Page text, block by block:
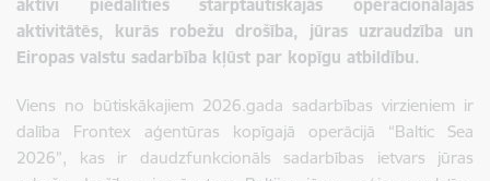
aktīvi piedalīties starptautiskajās operacionālajās
aktivitātēs, kurās robežu drošība, jūras uzraudzība un
Eiropas valstu sadarbība kļūst par kopīgu atbildību.
Viens no būtiskākajiem 2026.gada sadarbības virzieniem ir
dalība Frontex aģentūras kopīgajā operācijā “Baltic Sea
2026”, kas ir daudzfunkcionāls sadarbības ietvars jūras